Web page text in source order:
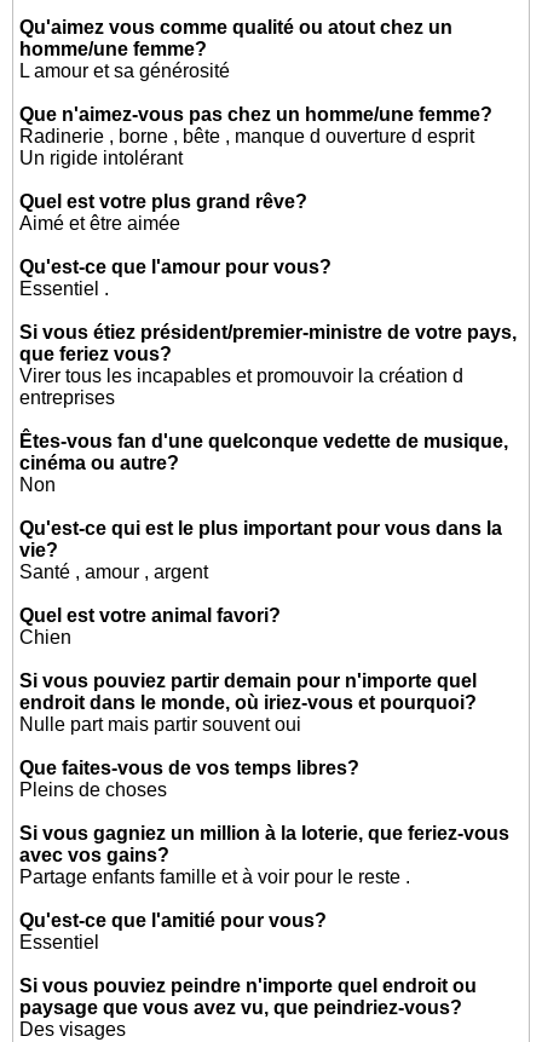
Qu'aimez vous comme qualité ou atout chez un
homme/une femme?
L amour et sa générosité
Que n'aimez-vous pas chez un homme/une femme?
Radinerie , borne , bête , manque d ouverture d esprit
Un rigide intolérant
Quel est votre plus grand rêve?
Aimé et être aimée
Qu'est-ce que l'amour pour vous?
Essentiel .
Si vous étiez président/premier-ministre de votre pays,
que feriez vous?
Virer tous les incapables et promouvoir la création d
entreprises
Êtes-vous fan d'une quelconque vedette de musique,
cinéma ou autre?
Non
Qu'est-ce qui est le plus important pour vous dans la
vie?
Santé , amour , argent
Quel est votre animal favori?
Chien
Si vous pouviez partir demain pour n'importe quel
endroit dans le monde, où iriez-vous et pourquoi?
Nulle part mais partir souvent oui
Que faites-vous de vos temps libres?
Pleins de choses
Si vous gagniez un million à la loterie, que feriez-vous
avec vos gains?
Partage enfants famille et à voir pour le reste .
Qu'est-ce que l'amitié pour vous?
Essentiel
Si vous pouviez peindre n'importe quel endroit ou
paysage que vous avez vu, que peindriez-vous?
Des visages